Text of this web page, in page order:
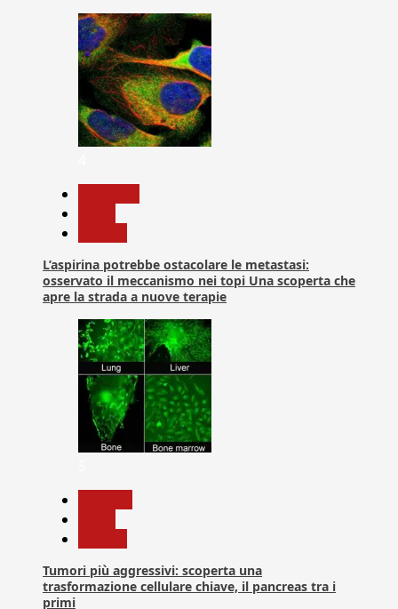
L’aspirina potrebbe ostacolare le metastasi:
osservato il meccanismo nei topi Una scoperta che
apre la strada a nuove terapie
Tumori più aggressivi: scoperta una
trasformazione cellulare chiave, il pancreas tra i
primi